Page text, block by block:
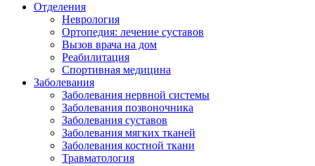
Отделения
Неврология
Ортопедия: лечение суставов
Вызов врача на дом
Реабилитация
Спортивная медицина
Заболевания
Заболевания нервной системы
Заболевания позвоночника
Заболевания суставов
Заболевания мягких тканей
Заболевания костной ткани
Травматология